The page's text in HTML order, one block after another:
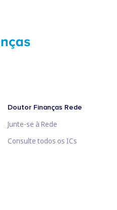
Doutor Finanças Rede
Junte-se à Rede
Consulte todos os ICs